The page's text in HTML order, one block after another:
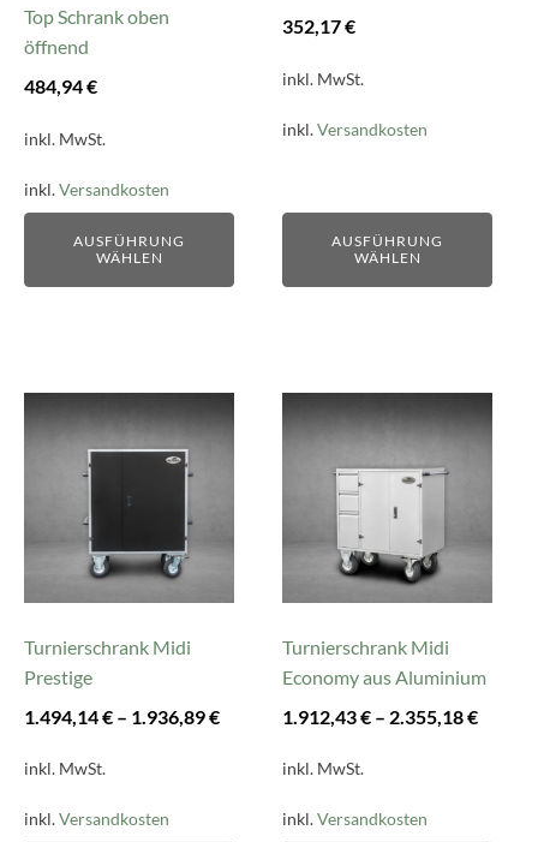
Top Schrank oben
öffnend
484,94€
inkl. MwSt.
inkl.Versandkosten
AUSFÜHRUNG
WÄHLEN
auf
der
Produktseite
werden
352,17€
inkl. MwSt.
inkl.Versandkosten
AUSFÜHRUNG
WÄHLEN
auf
Produktseite
werden
Turnierschrank Midi
Prestige
1.494,14€ – 1.936,89€
inkl. MwSt.
inkl.Versandkosten
Produkt
Varianten
können
auf
der
gewählt
Turnierschrank Midi
Economy aus Aluminium
1.912,43€ – 2.355,18€
inkl. MwSt.
inkl.Versandkosten
Produkt
mehrere
Varianten
können
auf
der
gewählt